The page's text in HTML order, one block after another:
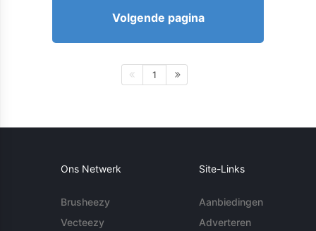
Volgende pagina
1
Ons Netwerk
Brusheezy
Vecteezy
Site-Links
Aanbiedingen
Adverteren